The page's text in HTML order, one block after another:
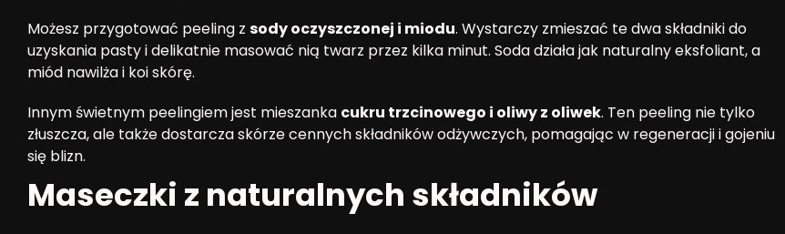
Możesz przygotować peeling z sody oczyszczonej i miodu. Wystarczy zmieszać te dwa składniki do
uzyskania pasty i delikatnie masować nią twarz przez kilka minut. Soda działa jak naturalny eksfoliant, a
miód nawilża i koi skórę.
Innym świetnym peelingiem jest mieszanka cukru trzcinowego i oliwy z oliwek. Ten peeling nie tylko
złuszcza, ale także dostarcza skórze cennych składników odżywczych, pomagając w regeneracji i gojeniu
się blizn.
Maseczki z naturalnych składników